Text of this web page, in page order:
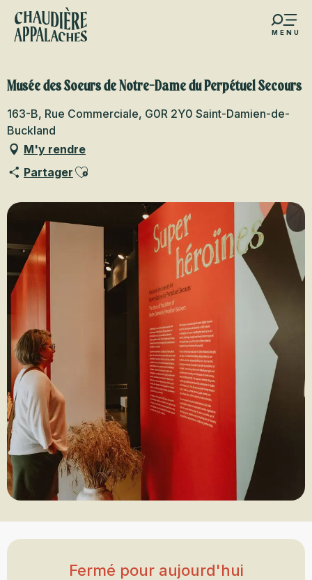
Aller
contenu
MENU
favoris
Musée des Soeurs de Notre-Dame du Perpétuel Secours
163-B, Rue Commerciale, G0R 2Y0 Saint-Damien-de-
Buckland
M'y rendre
Partager Ajouter aux favoris
Ouverture et coordonnées
Fermé pour aujourd'hui